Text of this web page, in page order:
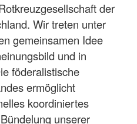
der
Wir treten unter
gemeinsamen Idee
und in
föderalistische
ermöglicht
koordiniertes
unserer